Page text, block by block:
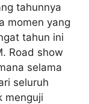
tahunnya
momen yang
tahun ini
Road show
selama
seluruh
menguji